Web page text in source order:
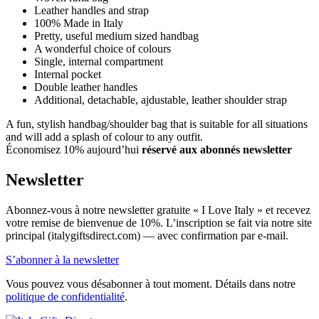
Leather handles and strap
100% Made in Italy
Pretty, useful medium sized handbag
A wonderful choice of colours
Single, internal compartment
Internal pocket
Double leather handles
Additional, detachable, ajdustable, leather shoulder strap
A fun, stylish handbag/shoulder bag that is suitable for all situations
and will add a splash of colour to any outfit.
Économisez 10% aujourd’hui réservé aux abonnés newsletter
Newsletter
Abonnez-vous à notre newsletter gratuite « I Love Italy » et recevez
votre remise de bienvenue de 10%. L’inscription se fait via notre site
principal (italygiftsdirect.com) — avec confirmation par e-mail.
S’abonner à la newsletter
Vous pouvez vous désabonner à tout moment. Détails dans notre
politique de confidentialité.